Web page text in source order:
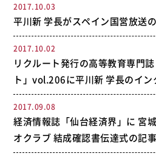
2017.10.03
平川新 学長がスペイン国営放送
2017.10.02
リクルート発行の高等教育専門
ト」vol.206に平川新 学長のイ
2017.09.08
経済情報誌「仙台経済界」に 宮
オクラブ 結成確認書伝達式の記